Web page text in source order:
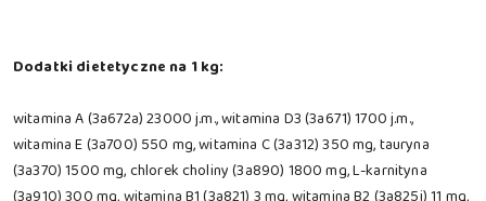
Dodatki dietetyczne na 1 kg:
witamina A (3a672a) 23000 j.m., witamina D3 (3a671) 1700 j.m.,
witamina E (3a700) 550 mg, witamina C (3a312) 350 mg, tauryna
(3a370) 1500 mg, chlorek choliny (3a890) 1800 mg, L-karnityna